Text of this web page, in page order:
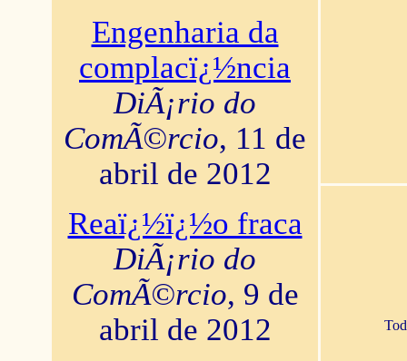
Engenharia da
complacï¿½ncia
DiÃ¡rio do
ComÃ©rcio, 11 de
abril de 2012
Reaï¿½ï¿½o fraca
DiÃ¡rio do
ComÃ©rcio, 9 de
abril de 2012